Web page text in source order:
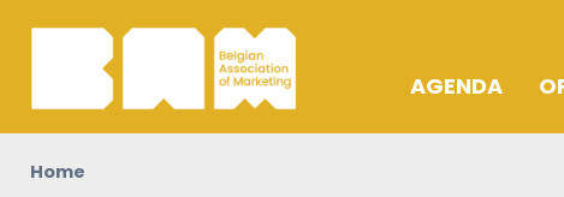
AGENDA
Home